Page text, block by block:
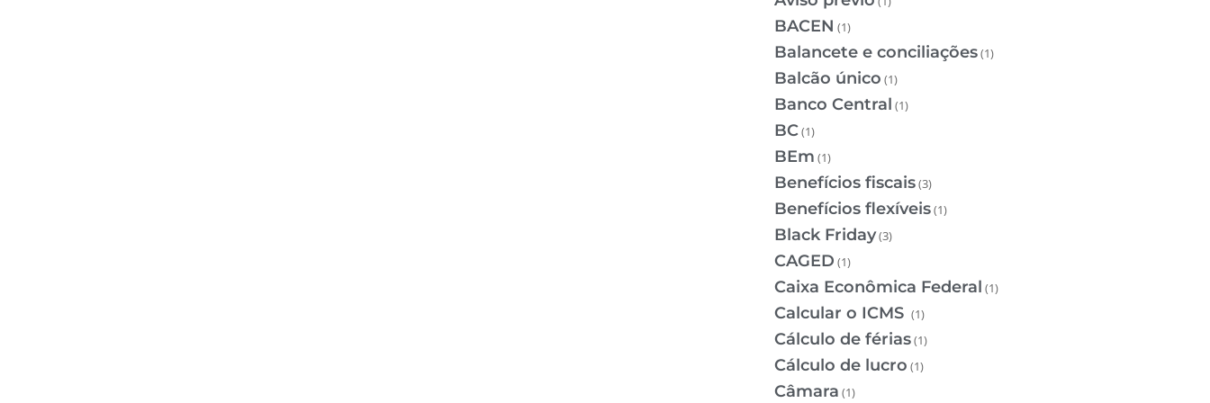
BACEN (1)
Balancete e conciliações(1)
Balcão único (1)
Banco Central (1)
BC(1)
BEm (1)
Benefícios fiscais(3)
Benefícios flexíveis(1)
Black Friday(3)
CAGED (1)
Caixa Econômica Federal (1)
Calcular o ICMS (1)
Cálculo de férias(1)
Cálculo de lucro (1)
Câmara (1)